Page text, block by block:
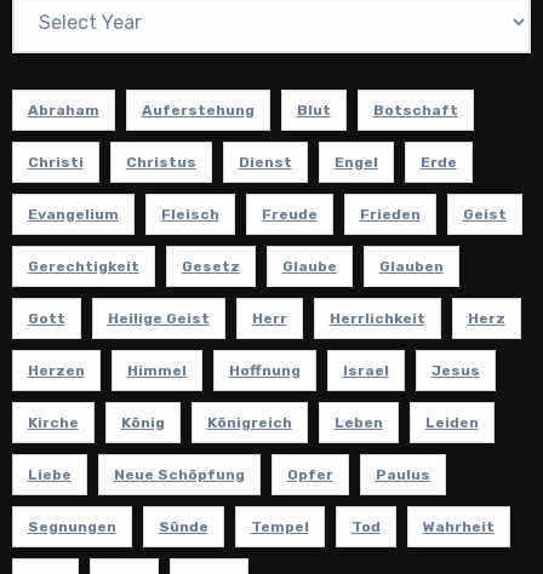
Abraham Auferstehung Blut Botschaft
Christi Christus Dienst Engel Erde
Evangelium Fleisch Freude Frieden Geist
Gerechtigkeit Gesetz Glaube Glauben
Gott Heilige Geist Herr Herrlichkeit Herz
Herzen Himmel Hoffnung Israel Jesus
Kirche König Königreich Leben Leiden
Liebe Neue Schöpfung Opfer Paulus
Segnungen Sünde Tempel Tod Wahrheit